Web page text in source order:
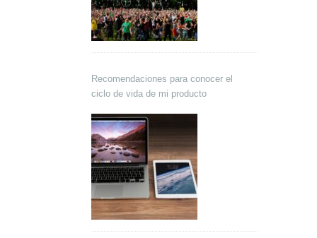
Recomendaciones para conocer el
ciclo de vida de mi producto